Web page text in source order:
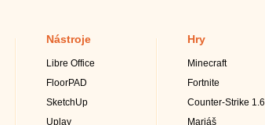
Nástroje
Libre Office
FloorPAD
SketchUp
Uplay
Hry
Minecraft
Fortnite
Counter-Strike 1.6
Mariáš